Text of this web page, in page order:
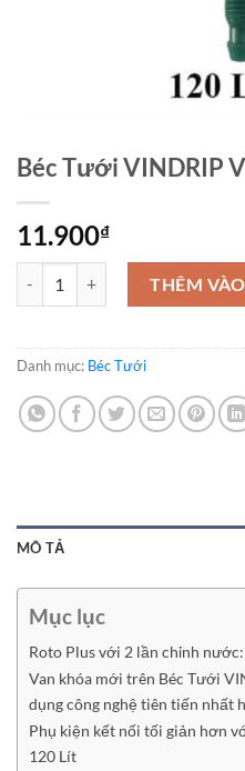
Béc Tưới VINDRIP
11.900₫
Béc Tưới VINDRIP V7 Plus 120
THÊM
Danh mục: Béc Tưới
MÔ TẢ
Mục lục
Roto Plus với 2 lần chỉnh nước:
Van khóa mới trên Béc Tưới
dụng công nghệ tiên tiến nhất
Phụ kiện kết nối tối giản hơn
120 Lít